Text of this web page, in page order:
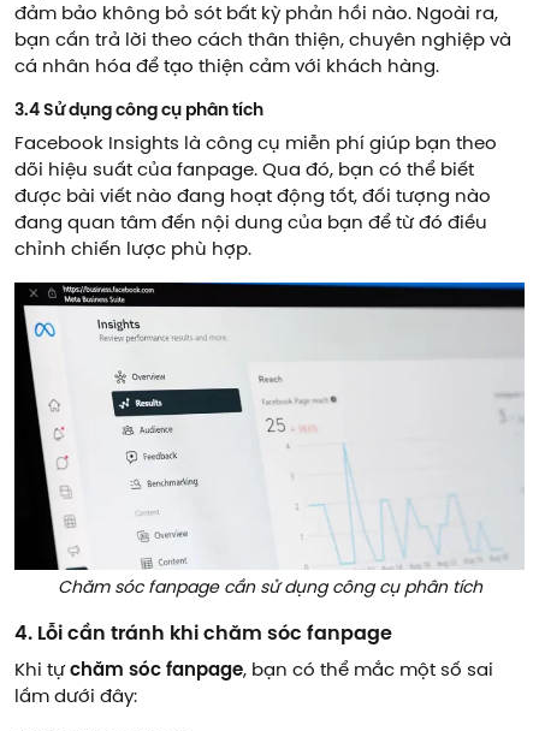
đảm bảo không bỏ sót bất kỳ phản hồi nào. Ngoài ra,
bạn cần trả lời theo cách thân thiện, chuyên nghiệp và
cá nhân hóa để tạo thiện cảm với khách hàng.
3.4 Sử dụng công cụ phân tích
Facebook Insights là công cụ miễn phí giúp bạn theo
dõi hiệu suất của fanpage. Qua đó, bạn có thể biết
được bài viết nào đang hoạt động tốt, đối tượng nào
đang quan tâm đến nội dung của bạn để từ đó điều
chỉnh chiến lược phù hợp.
Chăm sóc fanpage cần sử dụng công cụ phân tích
4. Lỗi cần tránh khi chăm sóc fanpage
Khi tựchăm sóc fanpage, bạn có thể mắc một số sai
lầm dưới đây: